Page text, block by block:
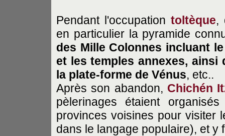
Pendant l'occupationtoltèque,
en particulier la pyramide
des Mille Colonnes incluant
et les temples annexes, ainsi
la plate-forme de Vénus, etc..
Après son abandon, Chichén
pèlerinages étaient
provinces voisines pour visiter
dans le langage populaire), et y